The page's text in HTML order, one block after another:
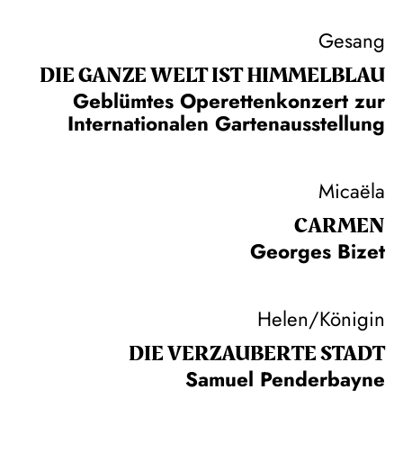
Gesang
DIE GANZE WELT IST HIMMEL­BLAU
Geblümtes Operettenkonzert zur
Internationalen Gartenausstellung
Micaëla
CARMEN
Georges Bizet
Helen/Königin
DIE VERZAUBERTE STADT
Samuel Penderbayne